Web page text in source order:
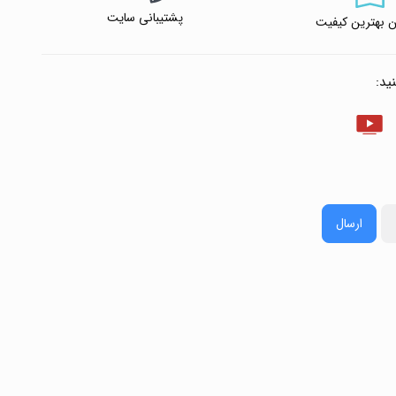
بهترین کیفیت پشتیبانی سایت
ارسال